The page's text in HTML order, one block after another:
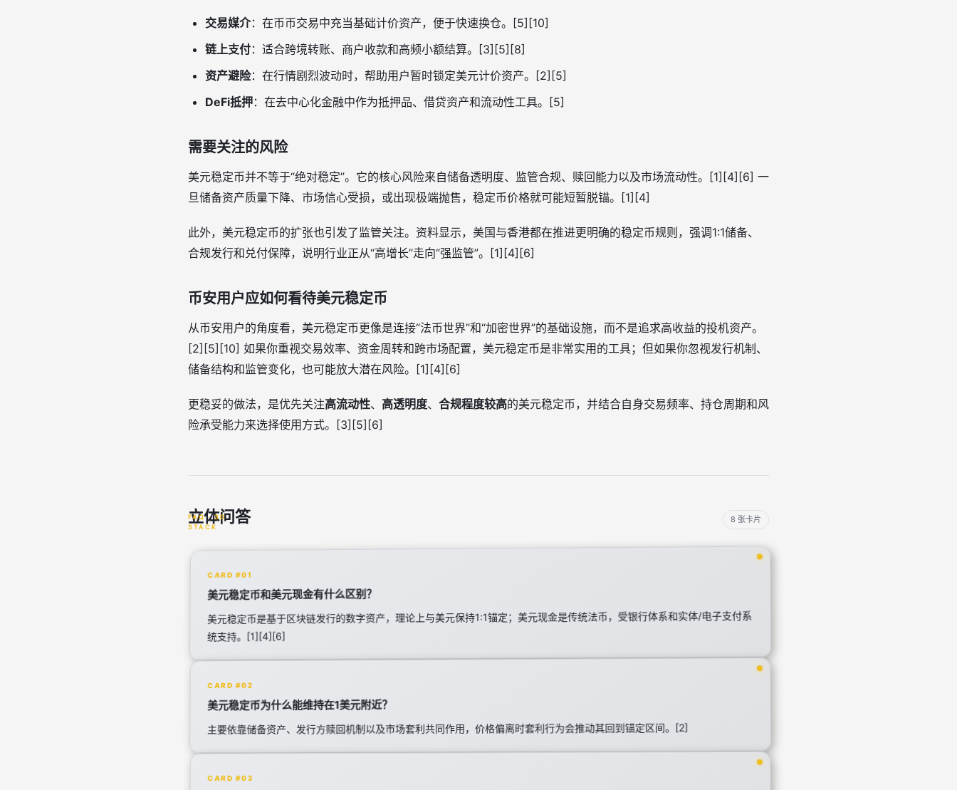
交易媒介：在币币交易中充当基础计价资产，便于快速换仓。[5][10]
链上支付：适合跨境转账、商户收款和高频小额结算。[3][5][8]
资产避险：在行情剧烈波动时，帮助用户暂时锁定美元计价资产。[2][5]
DeFi抵押：在去中心化金融中作为抵押品、借贷资产和流动性工具。[5]
需要关注的风险
美元稳定币并不等于“绝对稳定”。它的核心风险来自储备透明度、监管合规、赎回能力以及市场流动性。[1][4][6] 一
旦储备资产质量下降、市场信心受损，或出现极端抛售，稳定币价格就可能短暂脱锚。[1][4]
此外，美元稳定币的扩张也引发了监管关注。资料显示，美国与香港都在推进更明确的稳定币规则，强调1:1储备、
合规发行和兑付保障，说明行业正从“高增长”走向“强监管”。[1][4][6]
币安用户应如何看待美元稳定币
从币安用户的角度看，美元稳定币更像是连接“法币世界”和“加密世界”的基础设施，而不是追求高收益的投机资产。
[2][5][10] 如果你重视交易效率、资金周转和跨市场配置，美元稳定币是非常实用的工具；但如果你忽视发行机制、
储备结构和监管变化，也可能放大潜在风险。[1][4][6]
更稳妥的做法，是优先关注高流动性、 高透明度、 合规程度较高的美元稳定币，并结合自身交易频率、持仓周期和风
险承受能力来选择使用方式。[3][5][6]
立体问答 8 张卡片
CARD #01
美元稳定币和美元现金有什么区别？
美元稳定币是基于区块链发行的数字资产，理论上与美元保持1:1锚定；美元现金是传统法币，受银行体系和实体/电子支付系
统支持。[1][4][6]
CARD #02
美元稳定币为什么能维持在1美元附近？
主要依靠储备资产、发行方赎回机制以及市场套利共同作用，价格偏离时套利行为会推动其回到锚定区间。[2]
CARD #03